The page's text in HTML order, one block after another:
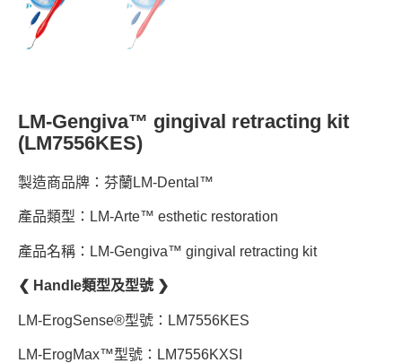
LM-Gengiva™ gingival retracting kit
(LM7556KES)
製造商品牌：芬蘭LM-Dental™
產品類型：LM-Arte™ esthetic restoration
產品名稱：LM-Gengiva™ gingival retracting kit
❮ Handle類型及型號 ❯
LM-ErogSense®型號：LM7556KES
LM-ErogMax™型號：LM7556KXSI